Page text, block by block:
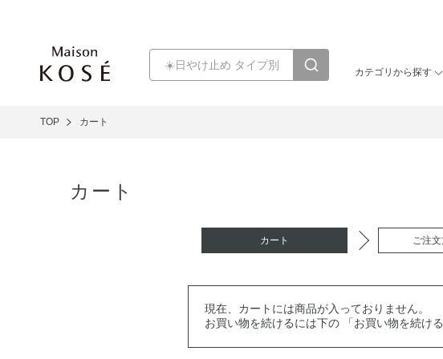
カテゴリから探す
TOP カート
カート
カート ご注
現在、カートには商品が入っておりません。
お買い物を続けるには下の 「お買い物を続け